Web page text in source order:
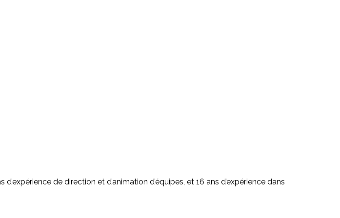
de direction et d’animation d’équipes, et 16 ans d’expérience dans